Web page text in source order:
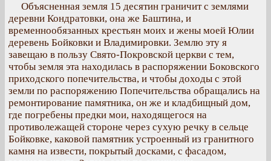
Объясненная земля 15 десятин граничит с землями
деревни Кондратовки, она же Баштина, и
временнообязанных крестьян моих и жены моей Юлии
деревень Бойковки и Владимировки. Землю эту я
завещаю в пользу Свято-Покровской церкви с тем,
чтобы земля эта находилась в распоряжении Боковского
приходского попечительства, и чтобы доходы с этой
земли по распоряжению Попечительства обращались на
ремонтирование памятника, он же и кладбищный дом,
где погребены предки мои, находящегося на
противолежащей стороне через сухую речку в сельце
Бойковке, каковой памятник устроенный из гранитного
камня на извести, покрытый досками, с фасадом,